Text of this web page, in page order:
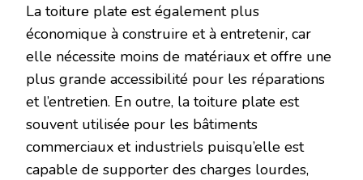
La toiture plate est également plus
économique à construire et à entretenir, car
elle nécessite moins de matériaux et offre une
plus grande accessibilité pour les réparations
et l’entretien. En outre, la toiture plate est
souvent utilisée pour les bâtiments
commerciaux et industriels puisqu’elle est
capable de supporter des charges lourdes,